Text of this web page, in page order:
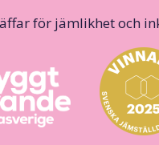
för jämlikhet och